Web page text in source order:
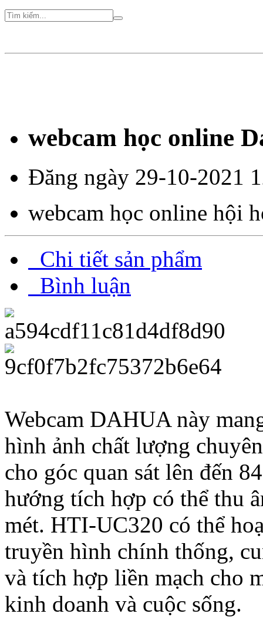
webcam học online
Đăng ngày 29-10-2021
webcam học online hội
Chi tiết sản phẩm
Bình luận
Webcam DAHUA này
hình ảnh chất lượng
cho góc quan sát lên đến
hướng tích hợp có thể thu
mét. HTI-UC320 có thể
truyền hình chính thống,
và tích hợp liền mạch cho
kinh doanh và cuộc sống.